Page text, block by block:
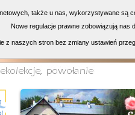
także u nas, wykorzystywane są
Nowe regulacje prawne zobowiązują nas
z naszych stron bez zmiany ustawień